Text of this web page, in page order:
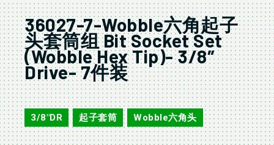
36027-7-Wobble六角起子
头套筒组 Bit Socket Set
(Wobble Hex Tip)- 3/8″
Drive- 7件装
36027-7
3/8"DR , 起子套筒 , Wobble六角头